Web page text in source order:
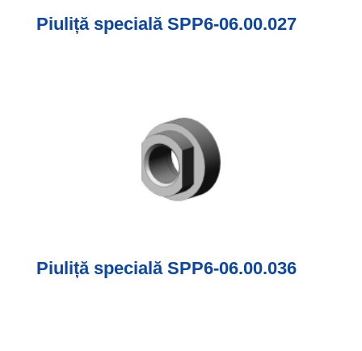
Piuliță specială SPP6-06.00.027
Piuliță specială SPP6-06.00.036